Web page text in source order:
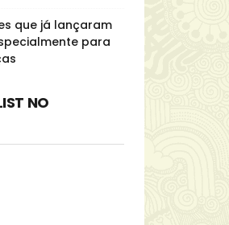
que já lançaram
para
NO